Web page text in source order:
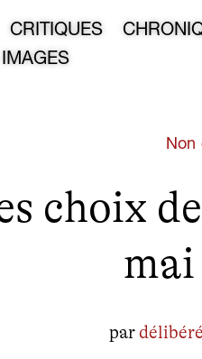
CRITIQUES
IMAGES
Non
choix
mai
par délibéré